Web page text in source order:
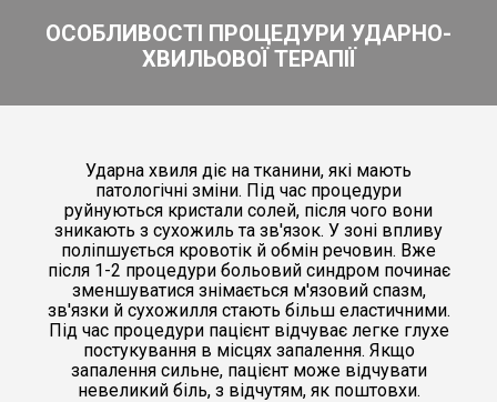
ОСОБЛИВОСТІ ПРОЦЕДУРИ УДАРНО-
ХВИЛЬОВОЇ ТЕРАПІЇ
Ударна хвиля діє на тканини, які мають
патологічні зміни. Під час процедури
руйнуються кристали солей, після чого вони
зникають з сухожиль та зв'язок. У зоні впливу
поліпшується кровотік й обмін речовин. Вже
після 1-2 процедури больовий синдром починає
зменшуватися знімається м'язовий спазм,
зв'язки й сухожилля стають більш еластичними.
Під час процедури пацієнт відчуває легке глухе
постукування в місцях запалення. Якщо
запалення сильне, пацієнт може відчувати
невеликий біль, з відчутям, як поштовхи.